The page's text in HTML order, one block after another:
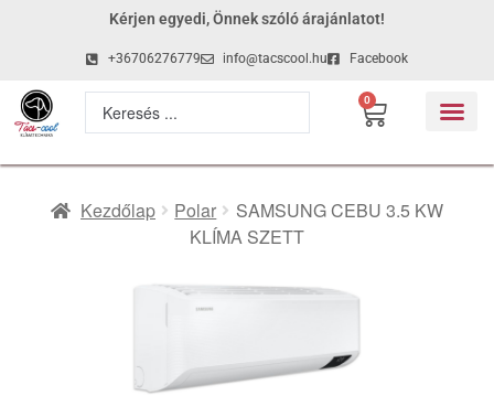
Kérjen egyedi, Önnek szóló árajánlatot!
+36706276779 info@tacscool.hu Facebook
0
Kezdőlap Polar
SAMSUNG CEBU 3.5 KW
KLÍMA SZETT